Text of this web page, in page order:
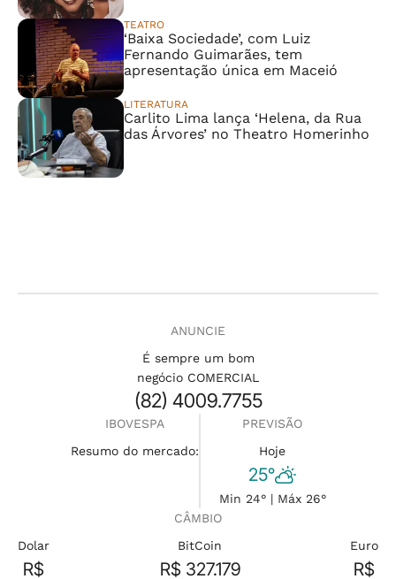
TEATRO
‘Baixa Sociedade’, com Luiz
Fernando Guimarães, tem
apresentação única em Maceió
LITERATURA
Carlito Lima lança ‘Helena, da Rua
das Árvores’ no Theatro Homerinho
ANUNCIE
É sempre um bom
negócio COMERCIAL
(82) 4009.7755
IBOVESPA
Resumo do mercado:
PREVISÃO
Hoje
25°
Min 24° | Máx 26°
CÂMBIO
Dolar
R$
BitCoin
R$ 327.179
Euro
R$